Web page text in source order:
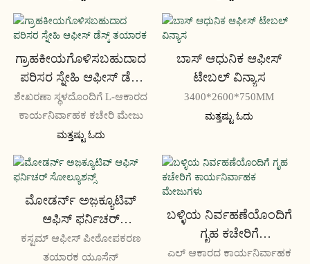
ಗ್ರಾಹಕೀಯಗೊಳಿಸಬಹುದಾದ
ಪರಿಸರ ಸ್ನೇಹಿ ಆಫೀಸ್ ಡೆಸ್ಕ್
ತಯಾರಕ
ಶೇಖರಣಾ ಸ್ಥಳದೊಂದಿಗೆ L-ಆಕಾರದ
ಕಾರ್ಯನಿರ್ವಾಹಕ ಕಚೇರಿ ಮೇಜು
ಮತ್ತಷ್ಟು ಓದು
ಬಾಸ್ ಆಧುನಿಕ ಆಫೀಸ್
ಟೇಬಲ್ ವಿನ್ಯಾಸ
3400*2600*750MM
ಮತ್ತಷ್ಟು ಓದು
ಮೋಡರ್ನ್ ಅಜ಼ಕ್ಯೂಟಿವ್
ಆಫಿಸ್ ಫರ್ನಿಚರ್
ಸೋಲ್ಯೂಶನ್ಸ್
ಕಸ್ಟಮ್ ಆಫೀಸ್ ಪೀಠೋಪಕರಣ
ತಯಾರಕ ಯೂಸೆನ್
ಬಳ್ಳಿಯ ನಿರ್ವಹಣೆಯೊಂದಿಗೆ
ಗೃಹ ಕಚೇರಿಗೆ
ಕಾರ್ಯನಿರ್ವಾಹಕ ಮೇಜುಗಳು
ಎಲ್ ಆಕಾರದ ಕಾರ್ಯನಿರ್ವಾಹಕ